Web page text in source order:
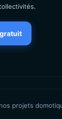
projets